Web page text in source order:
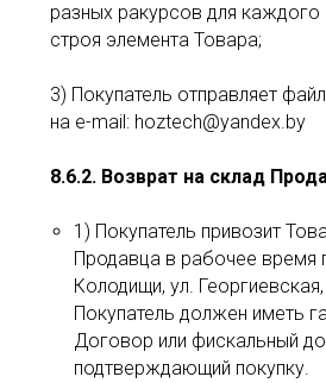
разных ракурсов для
строя элемента Товара;
3) Покупатель отправляет
на e-mail: hoztech@yandex.by
8.6.2. Возврат на склад
1) Покупатель привозит
Продавца в рабочее время
Колодищи, ул.
Покупатель должен иметь
Договор или фискальный
подтверждающий покупку.